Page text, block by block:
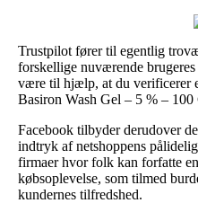
Trustpilot fører til egentlig
forskellige nuværende
være til hjælp, at du verificerer
Basiron Wash Gel – 5 % –
Facebook tilbyder derudover
indtryk af netshoppens
firmaer hvor folk kan forfatte
købsoplevelse, som tilmed
kundernes tilfredshed.